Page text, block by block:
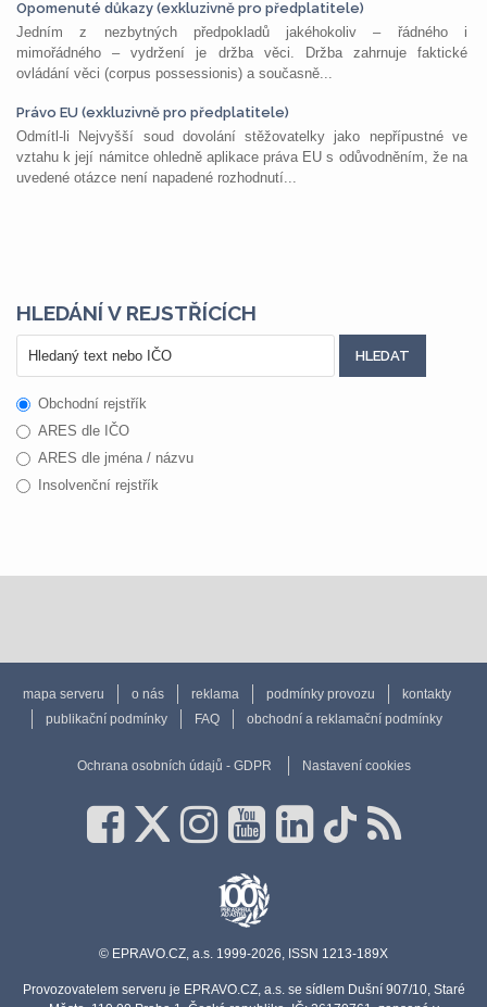
Opomenuté důkazy (exkluzivně pro předplatitele)
Jedním z nezbytných předpokladů jakéhokoliv – řádného i
mimořádného – vydržení je držba věci. Držba zahrnuje faktické
ovládání věci (corpus possessionis) a současně...
Právo EU (exkluzivně pro předplatitele)
Odmítl-li Nejvyšší soud dovolání stěžovatelky jako nepřípustné ve
vztahu k její námitce ohledně aplikace práva EU s odůvodněním, že na
uvedené otázce není napadené rozhodnutí...
HLEDÁNÍ V REJSTŘÍCÍCH
Obchodní rejstřík
ARES dle IČO
ARES dle jména / názvu
Insolvenční rejstřík
mapa serveru o nás reklama podmínky provozu
kontakty
publikační podmínky
FAQ obchodní a reklamační podmínky
Ochrana osobních údajů - GDPR Nastavení cookies
© EPRAVO.CZ, a.s. 1999-2026, ISSN 1213-189X
Provozovatelem serveru je EPRAVO.CZ, a.s. se sídlem Dušní 907/10, Staré